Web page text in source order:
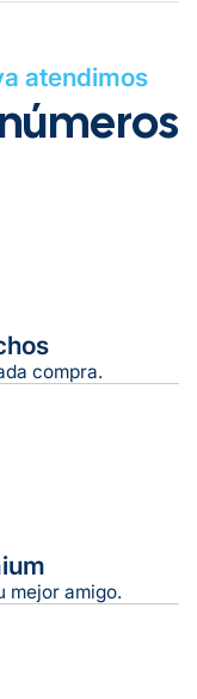
7 días hábiles
atendimos
compra.
mejor amigo.